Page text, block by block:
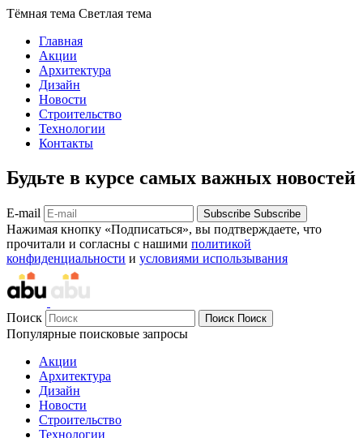
Тёмная тема Светлая тема
Главная
Акции
Архитектура
Дизайн
Новости
Строительство
Технологии
Контакты
Будьте в курсе самых важных новостей
E-mail Subscribe Subscribe
Нажимая кнопку «Подписаться», вы подтверждаете, что
прочитали и согласны с нашими политикой
конфиденциальности и условиями использывания
Поиск Поиск Поиск
Популярные поисковые запросы
Акции
Архитектура
Дизайн
Новости
Строительство
Технологии